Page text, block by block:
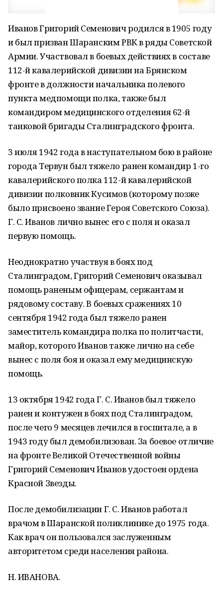
Иванов Григорий Семенович родился в 1905 году
и был призван Шаранским РВК в ряды Советской
Армии. Участвовал в боевых действиях в составе
112-й кавалерийской дивизии на Брянском
фронте в должности начальника полевого
пункта медпомощи полка, также был
командиром медицинского отделения 62-й
танковой бригады Сталинградского фронта.
3 июля 1942 года в наступательном бою в районе
города Тервун был тяжело ранен командир 1-го
кавалерийского полка 112-й кавалерийской
дивизии полковник Кусимов (которому позже
было присвоено звание Героя Советского Союза).
Г. С. Иванов лично вынес его с поля и оказал
первую помощь.
Неоднократно участвуя в боях под
Сталинградом, Григорий Семенович оказывал
помощь раненым офицерам, сержантам и
рядовому составу. В боевых сражениях 10
сентября 1942 года был тяжело ранен
заместитель командира полка по политчасти,
майор, которого Иванов также лично на себе
вынес с поля боя и оказал ему медицинскую
помощь.
13 октября 1942 года Г. С. Иванов был тяжело
ранен и контужен в боях под Сталинградом,
после чего 9 месяцев лечился в госпитале, а в
1943 году был демобилизован. За боевое отличие
на фронте Великой Отечественной войны
Григорий Семенович Иванов удостоен ордена
Красной Звезды.
После демобилизации Г. С. Иванов работал
врачом в Шаранской поликлинике до 1975 года.
Как врач он пользовался заслуженным
авторитетом среди населения района.
Н. ИВАНОВА.